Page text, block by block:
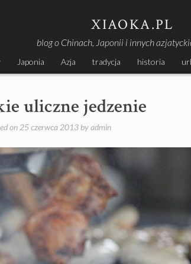
XIAOKA.PL
blog o Chinach, Japonii i innych
Japonia Azja tradycja historia
uliczne jedzenie
on 25 czerwca 2013byadmin